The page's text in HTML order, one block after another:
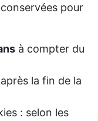
pour
à compter du
après la fin de la
: selon les